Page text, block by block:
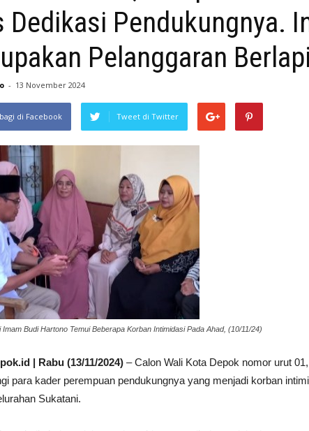
Dedikasi Pendukungnya.
Pelanggaran
- 13 November 2024
di Facebook Tweet di Twitter
Budi Hartono Temui Beberapa Korban Intimidasi Pada Ahad, (10/11/24)
| Rabu (13/11/2024) – Calon Wali Kota Depok nomor urut
para kader perempuan pendukungnya yang menjadi korban
Sukatani.